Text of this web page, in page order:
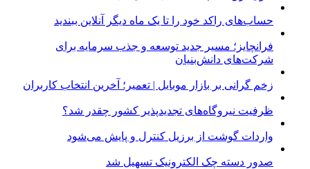
حساب‌های راکد خود را تا یک ماه دیگر آنلاین ببندید
فرانچایز؛ مسیر جدید توسعه و جذب سرمایه برای
شرکت‌های دانش‌بنیان
زخم گرانی بر بازار موبایل | تعمیر؛ آخرین انتخاب کاربران
ظرفیت نیروگاه‌های تجدیدپذیر کشور چقدر شد؟
واردات گوشت از برزیل کنترل و پایش می‌شود
صدور دسته چک الکترونیک تسهیل شد